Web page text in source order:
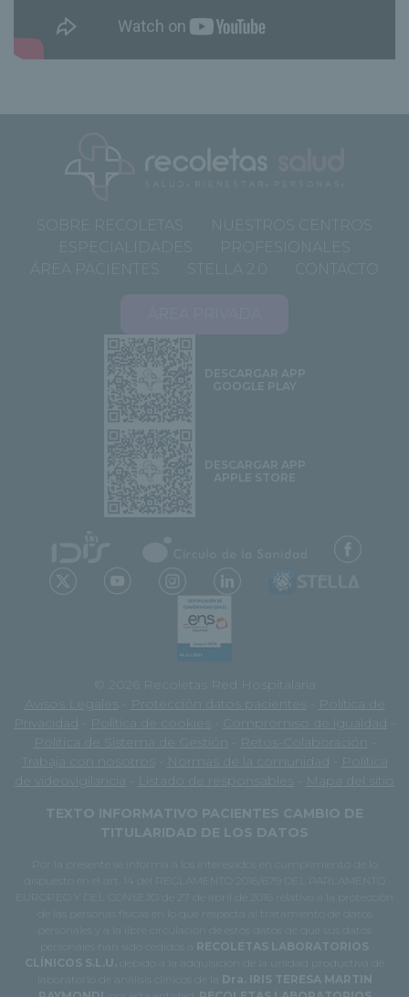
SOBRE RECOLETAS
NUESTROS CENTROS
ESPECIALIDADES
PROFESIONALES
ÁREA PACIENTES
STELLA 2.0 CONTACTO
DESCARGAR APP
GOOGLE PLAY
DESCARGAR APP
APPLE STORE
© 2026 Recoletas Red Hospitalaria
Avisos Legales
Protección datos pacientes
Política de
Privacidad
Política de cookies Compromiso de igualdad
Política de Sistema de Gestión
Retos-Colaboración
Trabaja con nosotros
Normas de la comunidad
Política
de videovigilancia
Listado de responsables
Mapa del sitio
TEXTO INFORMATIVO PACIENTES CAMBIO DE
TITULARIDAD DE LOS DATOS
Por la presente se informa a los interesados en cumplimiento de lo
dispuesto en el art. 14 del REGLAMENTO 2016/679 DEL PARLAMENTO
EUROPEO Y DEL CONSEJO de 27 de abril de 2016 relativo a la protección
de las personas físicas en lo que respecta al tratamiento de datos
personales y a la libre circulación de estos datos de que sus datos
RECOLETAS LABORATORIOS
CLÍNICOS S.L.U.
debido a la adquisición de la unidad productiva de
laboratorio de análisis clínicos de la Dra. IRIS TERESA MARTIN